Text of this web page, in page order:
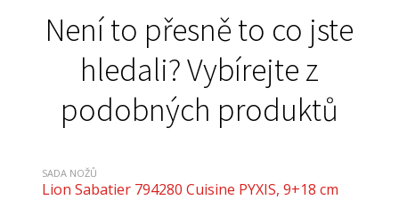
Není to přesně to co jste
hledali? Vybírejte z
podobných produktů
SADA NOŽŮ
Lion Sabatier 794280 Cuisine PYXIS, 9+18 cm